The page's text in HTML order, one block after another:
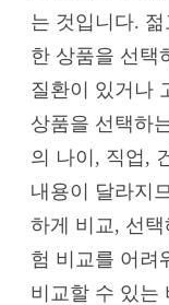
는 것입니다.
한 상품을 선택
질환이 있거나
상품을 선택하
의 나이, 직업,
내용이 달라지
하게 비교, 선
험 비교를 어려
비교할 수 있는